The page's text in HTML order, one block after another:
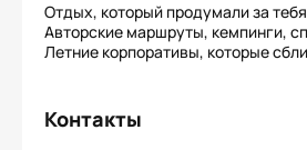
Отдых, который продумали за
Авторские маршруты, кемпинги,
Летние корпоративы, которые
Контакты